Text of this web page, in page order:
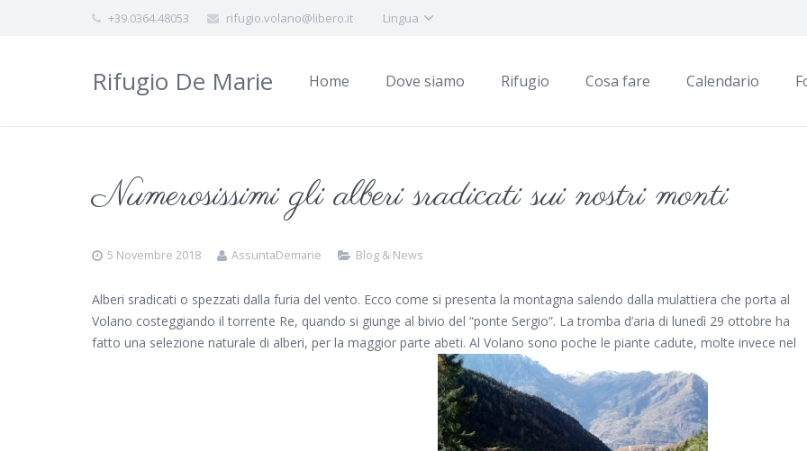
+39.0364.48053 rifugio.volano@libero.it Lingua
Rifugio De Marie Home Dove siamo Rifugio Cosa fare Calendario
Numerosissimi gli alberi sradicati sui nostri monti
5 Novembre 2018 AssuntaDemarie Blog & News
Alberi sradicati o spezzati dalla furia del vento. Ecco come si presenta la montagna salendo dalla mulattiera che porta al
Volano costeggiando il torrente Re, quando si giunge al bivio del “ponte Sergio”. La tromba d’aria di lunedì 29 ottobre ha
fatto una selezione naturale di alberi, per la maggior parte abeti. Al Volano sono poche le piante cadute, molte invece nel